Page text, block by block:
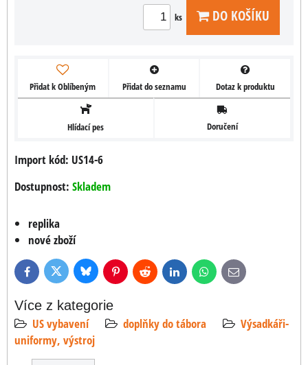
ks DO KOŠÍKU
Přidat k Oblíbeným Přidat do seznamu Dotaz k produktu
Hlídací pes Doručení
Import kód: US14-6
Dostupnost: Skladem
replika
nové zboží
FacebookTwitter BlueskyPinterestReddit LinkedInWhatsApp
E-
mail
Více z kategorie
US vybavení
doplňky do tábora
Výsadkáři-
uniformy, výstroj